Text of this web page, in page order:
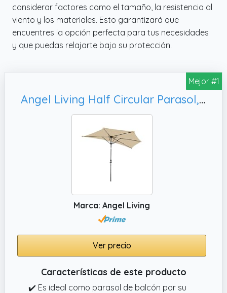
considerar factores como el tamaño, la resistencia al
viento y los materiales. Esto garantizará que
encuentres la opción perfecta para tus necesidades
y que puedas relajarte bajo su protección.
Mejor #1
Angel Living Half Circular Parasol, Para Jardín Patio Balcón (Beige)
Marca: Angel Living
Ver precio
Características de este producto
✔️ Es ideal como parasol de balcón por su